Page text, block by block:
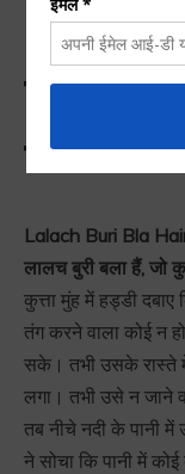
Le |
कुत्ते की
ले
Lalach Buri Bla
लालच बुरी बला हैं, जो
कुत्ता मुंह में हड्डी
तंग करने वाला कोई न
सके। तभी उसके रास्ते
लगा। तभी उसे न जाने
तब नीचे नदी के पानी
ने सोचा कि पानी में